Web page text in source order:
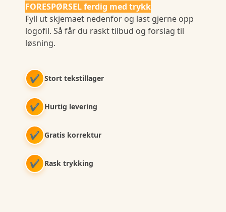
FORESPØRSEL ferdig med trykk
Fyll ut skjemaet nedenfor og last gjerne opp
logofil. Så får du raskt tilbud og forslag til
løsning.
✔ Stort tekstillager
✔ Hurtig levering
✔ Gratis korrektur
✔ Rask trykking